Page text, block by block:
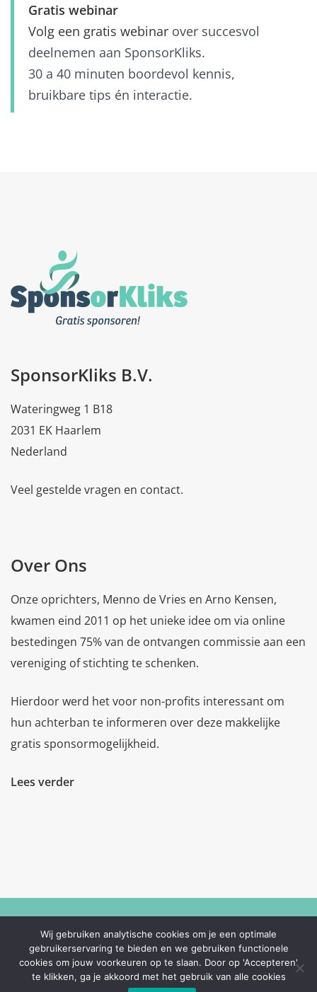
Gratis webinar
Volg een gratis webinar over succesvol
deelnemen aan SponsorKliks.
30 a 40 minuten boordevol kennis,
bruikbare tips én interactie.
SponsorKliks B.V.
Wateringweg 1 B18
2031 EK Haarlem
Nederland
Veel gestelde vragen en contact.
Over Ons
Onze oprichters, Menno de Vries en Arno Kensen,
kwamen eind 2011 op het unieke idee om via online
bestedingen 75% van de ontvangen commissie aan een
vereniging of stichting te schenken.
Hierdoor werd het voor non-profits interessant om
hun achterban te informeren over deze makkelijke
gratis sponsormogelijkheid.
Lees verder
© SponsorKliks 2011-2026
Wij gebruiken analytische cookies om je een optimale
gebruikerservaring te bieden en we gebruiken functionele
cookies om jouw voorkeuren op te slaan. Door op 'Accepteren'
te klikken, ga je akkoord met het gebruik van alle cookies